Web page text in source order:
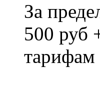
За
500 руб
тарифам